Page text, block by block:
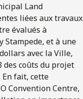
Land
liées aux travaux
évalués à
Stampede, et à une
avec la Ville,
coûts du projet
En fait, cette
Convention Centre,